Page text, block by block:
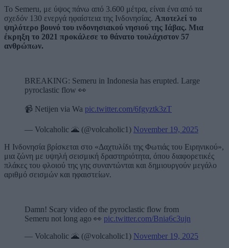
Το Semeru, με ύψος πάνω από 3.600 μέτρα, είναι ένα από τα
σχεδόν 130 ενεργά ηφαίστεια της Ινδονησίας. Αποτελεί το
ψηλότερο βουνό του ινδονησιακού νησιού της Ιάβας. Μια
έκρηξη το 2021 προκάλεσε το θάνατο τουλάχιστον 57
ανθρώπων.
BREAKING: Semeru in Indonesia has erupted. Large
pyroclastic flow 👀
📹 Netijen via Wa pic.twitter.com/6fgyztk3zT
— Volcaholic 🌋 (@volcaholic1) November 19, 2025
Η Ινδονησία βρίσκεται στο «Δαχτυλίδι της Φωτιάς του Ειρηνικού»,
μια ζώνη με υψηλή σεισμική δραστηριότητα, όπου διαφορετικές
πλάκες του φλοιού της γης συναντώνται και δημιουργούν μεγάλο
αριθμό σεισμών και ηφαιστείων.
Damn! Scary video of the pyroclastic flow from
Semeru not long ago 👀 pic.twitter.com/Bnia6c3ujn
— Volcaholic 🌋 (@volcaholic1) November 19, 2025